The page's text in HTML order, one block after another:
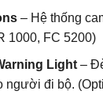
– Hệ thống
1000, FC 5200)
Light–
người đi bộ.